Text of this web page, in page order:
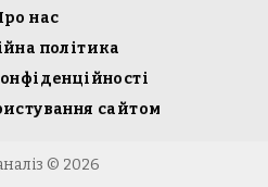
нас
політика
сайтом
© 2026